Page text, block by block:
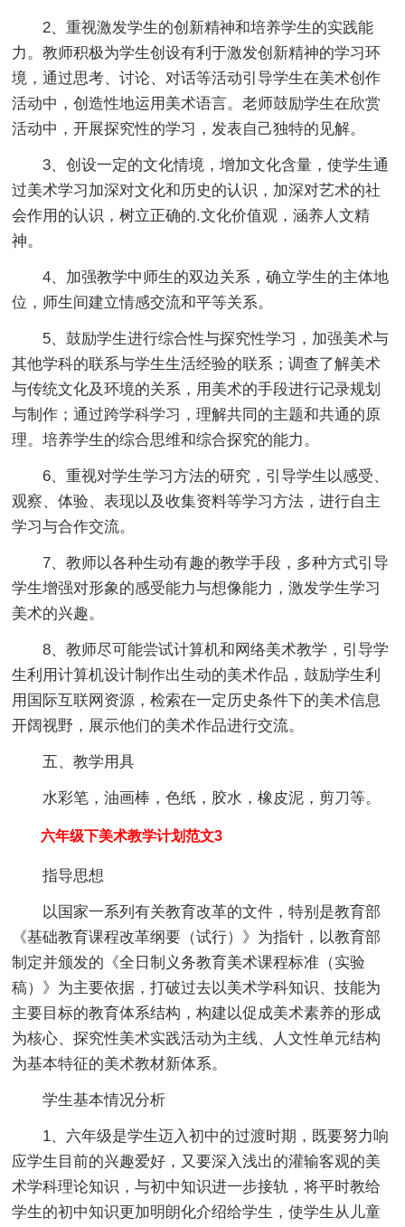
2、重视激发学生的创新精神和培养学生的实践能
力。教师积极为学生创设有利于激发创新精神的学习环
境，通过思考、讨论、对话等活动引导学生在美术创作
活动中，创造性地运用美术语言。老师鼓励学生在欣赏
活动中，开展探究性的学习，发表自己独特的见解。
3、创设一定的文化情境，增加文化含量，使学生通
过美术学习加深对文化和历史的认识，加深对艺术的社
会作用的认识，树立正确的.文化价值观，涵养人文精
神。
4、加强教学中师生的双边关系，确立学生的主体地
位，师生间建立情感交流和平等关系。
5、鼓励学生进行综合性与探究性学习，加强美术与
其他学科的联系与学生生活经验的联系；调查了解美术
与传统文化及环境的关系，用美术的手段进行记录规划
与制作；通过跨学科学习，理解共同的主题和共通的原
理。培养学生的综合思维和综合探究的能力。
6、重视对学生学习方法的研究，引导学生以感受、
观察、体验、表现以及收集资料等学习方法，进行自主
学习与合作交流。
7、教师以各种生动有趣的教学手段，多种方式引导
学生增强对形象的感受能力与想像能力，激发学生学习
美术的兴趣。
8、教师尽可能尝试计算机和网络美术教学，引导学
生利用计算机设计制作出生动的美术作品，鼓励学生利
用国际互联网资源，检索在一定历史条件下的美术信息
开阔视野，展示他们的美术作品进行交流。
五、教学用具
水彩笔，油画棒，色纸，胶水，橡皮泥，剪刀等。
六年级下美术教学计划范文3
指导思想
以国家一系列有关教育改革的文件，特别是教育部
《基础教育课程改革纲要（试行）》为指针，以教育部
制定并颁发的《全日制义务教育美术课程标准（实验
稿）》为主要依据，打破过去以美术学科知识、技能为
主要目标的教育体系结构，构建以促成美术素养的形成
为核心、探究性美术实践活动为主线、人文性单元结构
为基本特征的美术教材新体系。
学生基本情况分析
1、六年级是学生迈入初中的过渡时期，既要努力响
应学生目前的兴趣爱好，又要深入浅出的灌输客观的美
术学科理论知识，与初中知识进一步接轨，将平时教给
学生的初中知识更加明朗化介绍给学生，使学生从儿童